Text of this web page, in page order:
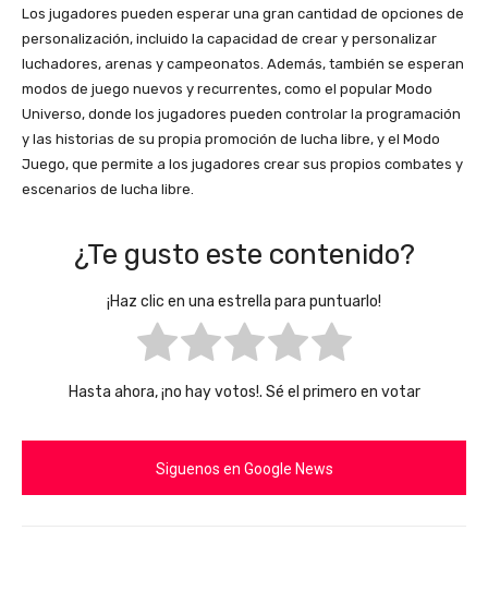
Los jugadores pueden esperar una gran cantidad de opciones de
personalización, incluido la capacidad de crear y personalizar
luchadores, arenas y campeonatos. Además, también se esperan
modos de juego nuevos y recurrentes, como el popular Modo
Universo, donde los jugadores pueden controlar la programación
y las historias de su propia promoción de lucha libre, y el Modo
Juego, que permite a los jugadores crear sus propios combates y
escenarios de lucha libre.
¿Te gusto este contenido?
¡Haz clic en una estrella para puntuarlo!
Hasta ahora, ¡no hay votos!. Sé el primero en votar
Siguenos en Google News